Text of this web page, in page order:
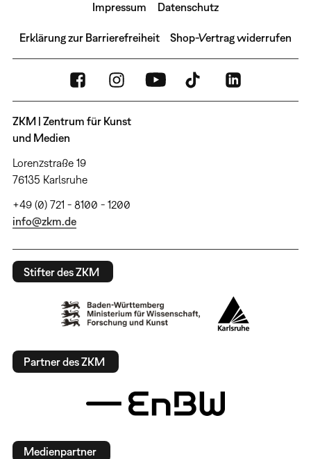
Impressum Datenschutz
Erklärung zur Barrierefreiheit Shop-Vertrag widerrufen
ZKM | Zentrum für Kunst
und Medien
Lorenzstraße 19
76135 Karlsruhe
+49 (0) 721 - 8100 - 1200
info@zkm.de
Stifter des ZKM
Partner des ZKM
Medienpartner